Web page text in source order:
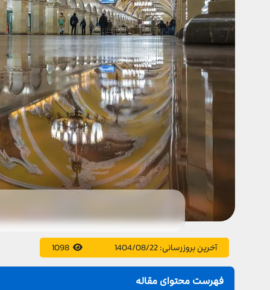
آخرین بروزرسانی:1404/08/22
1098
فهرست محتوای مقاله